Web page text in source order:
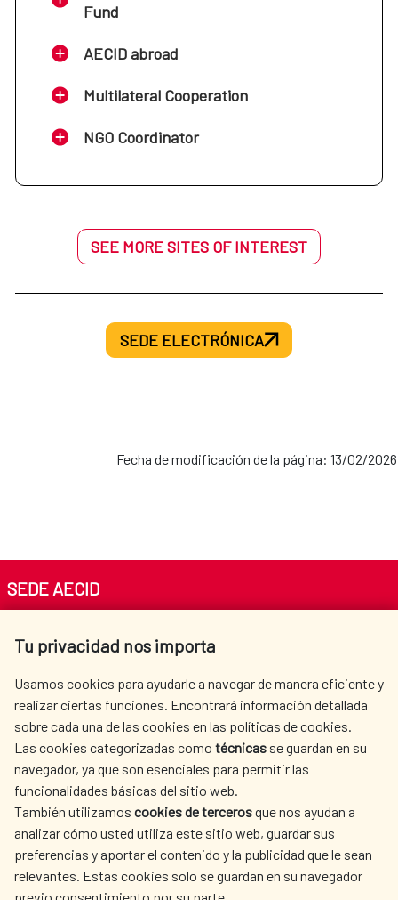
Fund
AECID abroad
Multilateral Cooperation
NGO Coordinator
SEE MORE SITES OF INTEREST
SEDE ELECTRÓNICA
Fecha de modificación de la página: 13/02/2026
Tu privacidad nos importa
Usamos cookies para ayudarle a navegar de manera eficiente y
realizar ciertas funciones. Encontrará información detallada
sobre cada una de las cookies en las políticas de cookies.
Las cookies categorizadas como técnicas se guardan en su
navegador, ya que son esenciales para permitir las
funcionalidades básicas del sitio web.
También utilizamos cookies de tercerosque nos ayudan a
analizar cómo usted utiliza este sitio web, guardar sus
preferencias y aportar el contenido y la publicidad que le sean
relevantes. Estas cookies solo se guardan en su navegador
SEDE AECID
Tel. +34 900 20 30 54​​​​​​​
AECID
WHERE DO WE COOPERATE?
SPANISH HUMANITARIAN
ACTION
PRESS ROOM
CULTURE AND SCIENCE LIBRARY